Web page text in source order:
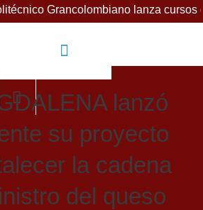
lanza cursos gratuitos
lanzó
su proyecto
la cadena
del queso